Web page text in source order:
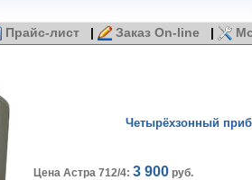
Прайс-лист | Заказ On-line |
Четырёхзонный
Цена Астра 712/4: 3 900 руб.